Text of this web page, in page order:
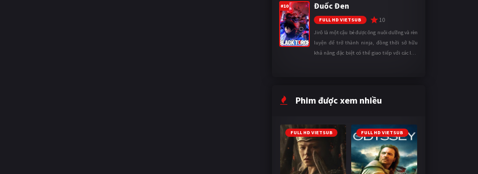
ngày càng khắc nghiệt, anh ...
#10 Đuốc Đen
FULL HD VIETSUB 10
Jirô là một cậu bé được ông nuôi dưỡng và rèn
luyện để trở thành ninja, đồng thời sở hữu
khả năng đặc biệt có thể giao tiếp với các loài
Phim được xem nhiều
FULL HD VIETSUB FULL HD VIETSUB